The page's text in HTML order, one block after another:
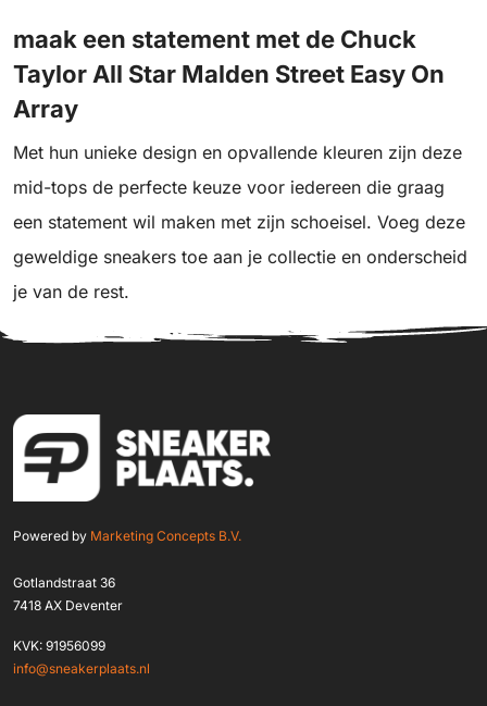
maak een statement met de Chuck
Taylor All Star Malden Street Easy On
Array
Met hun unieke design en opvallende kleuren zijn deze
mid-tops de perfecte keuze voor iedereen die graag
een statement wil maken met zijn schoeisel. Voeg deze
geweldige sneakers toe aan je collectie en onderscheid
je van de rest.
Powered by Marketing Concepts B.V.
Gotlandstraat 36
7418 AX Deventer
KVK: 91956099
info@sneakerplaats.nl